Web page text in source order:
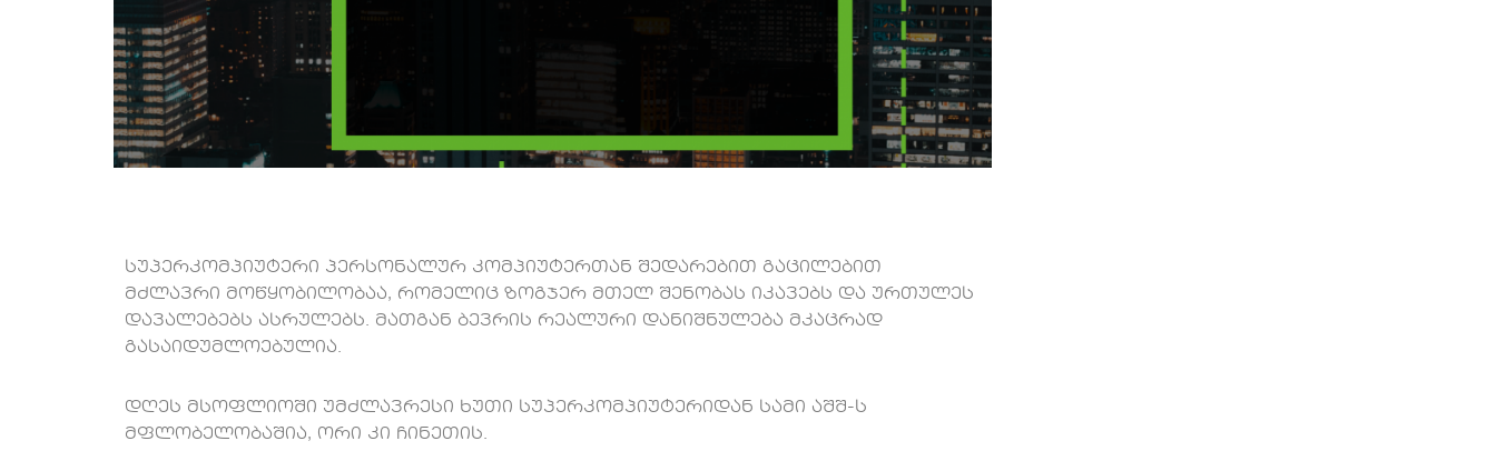
სუპერკომპიუტერი პერსონალურ კომპიუტერთან შედარებით გაცილებით
მძლავრი მოწყობილობაა, რომელიც ზოგჯერ მთელ შენობას იკავებს და ურთულეს
დავალებებს ასრულებს. მათგან ბევრის რეალური დანიშნულება მკაცრად
გასაიდუმლოებულია.
დღეს მსოფლიოში უმძლავრესი ხუთი სუპერკომპიუტერიდან სამი აშშ-ს
მფლობელობაშია, ორი კი ჩინეთის.